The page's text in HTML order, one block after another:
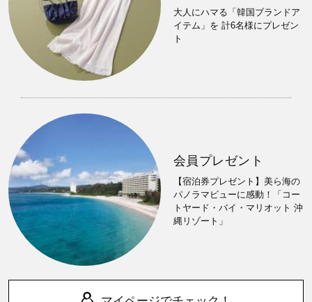
大人にハマる「韓国ブランドア
イテム」を 計6名様にプレゼン
ト
会員プレゼント
【宿泊券プレゼント】美ら海の
パノラマビューに感動！「コー
トヤード・バイ・マリオット 沖
縄リゾート」